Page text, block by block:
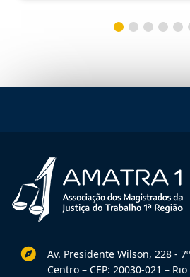
Av. Presidente Wilson, 228 -
Centro – CEP: 20030-021 – Rio